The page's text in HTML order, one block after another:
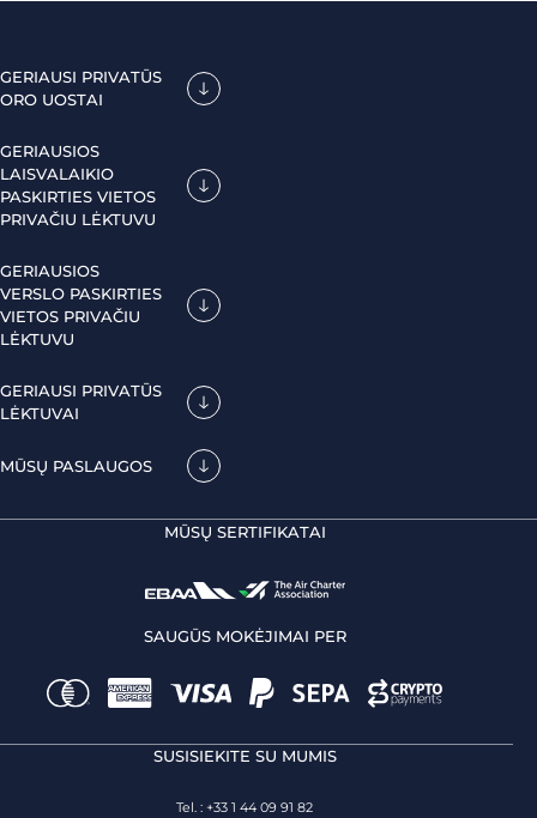
GERIAUSI PRIVATŪS
ORO UOSTAI
GERIAUSIOS
LAISVALAIKIO
PASKIRTIES VIETOS
PRIVAČIU LĖKTUVU
GERIAUSIOS
VERSLO PASKIRTIES
VIETOS PRIVAČIU
LĖKTUVU
GERIAUSI PRIVATŪS
LĖKTUVAI
MŪSŲ PASLAUGOS
MŪSŲ SERTIFIKATAI
SAUGŪS MOKĖJIMAI PER
SUSISIEKITE SU MUMIS
Tel. : +33 1 44 09 91 82